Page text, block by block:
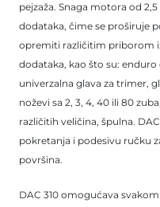
pejzaža. Snaga motora od
dodataka, čime se proširuje
opremiti različitim priborom
dodataka, kao što su:
univerzalna glava za trimer,
noževi sa 2, 3, 4, 40 ili 80
različitih veličina, špulna.
pokretanja i podesivu ručku
površina.
DAC 310 omogućava